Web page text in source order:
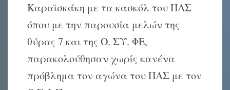
Καραϊσκάκη με τα κασκόλ του ΠΑΣ
όπου με την παρουσία μελών της
θύρας 7 και της Ο. ΣΥ. ΦΕ,
παρακολούθησαν χωρίς κανένα
πρόβλημα τον αγώνα του ΠΑΣ με τον